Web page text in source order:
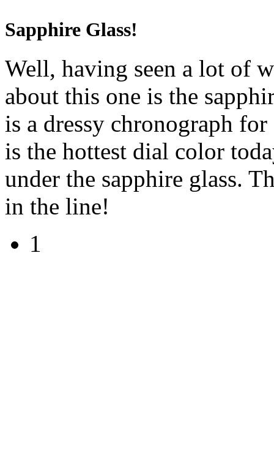
Sapphire Glass!
Well, having seen a lot of
about this one is the
is a dressy chronograph
is the hottest dial color
under the sapphire glass.
in the line!
1